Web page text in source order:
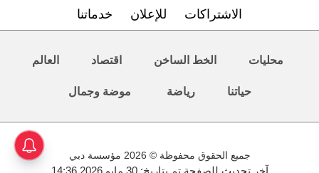
الاشتراكات للإعلان خدماتنا
محليات الخط الساخن اقتصاد العالم
حياتنا رياضة موضة وجمال
جميع الحقوق محفوظة © 2026 مؤسسة دبي
آخر تحديث للصفحة تم بتاريخ: 30 مايو 2026 14:36